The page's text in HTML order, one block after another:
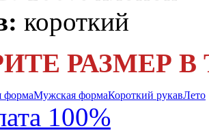
короткий
РАЗМЕР В
формаМужская формаКороткий рукавЛето
100%